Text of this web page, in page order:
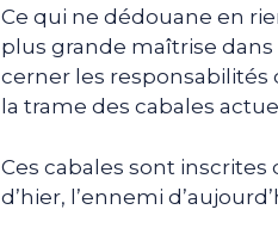
Ce qui ne dédouane en
plus grande maîtrise dans
cerner les
la trame des cabales
Ces cabales sont
d’hier, l’ennemi